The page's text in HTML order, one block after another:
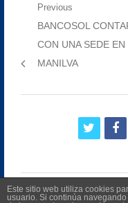
Navegación
entradas
Previous
Previous
post:
BANCOSOL
CON UNA SEDE EN
MANILVA
twitter
Este sitio web utiliza cookies
usuario. Si continúa